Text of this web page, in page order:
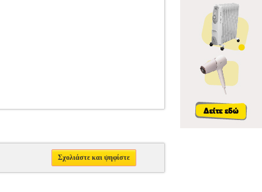
Σχολιάστε και ψηφίστε